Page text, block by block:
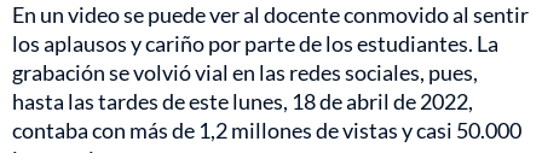
En un video se puede ver al docente conmovido al sentir
los aplausos y cariño por parte de los estudiantes. La
grabación se volvió vial en las redes sociales, pues,
hasta las tardes de este lunes, 18 de abril de 2022,
contaba con más de 1,2 millones de vistas y casi 50.000